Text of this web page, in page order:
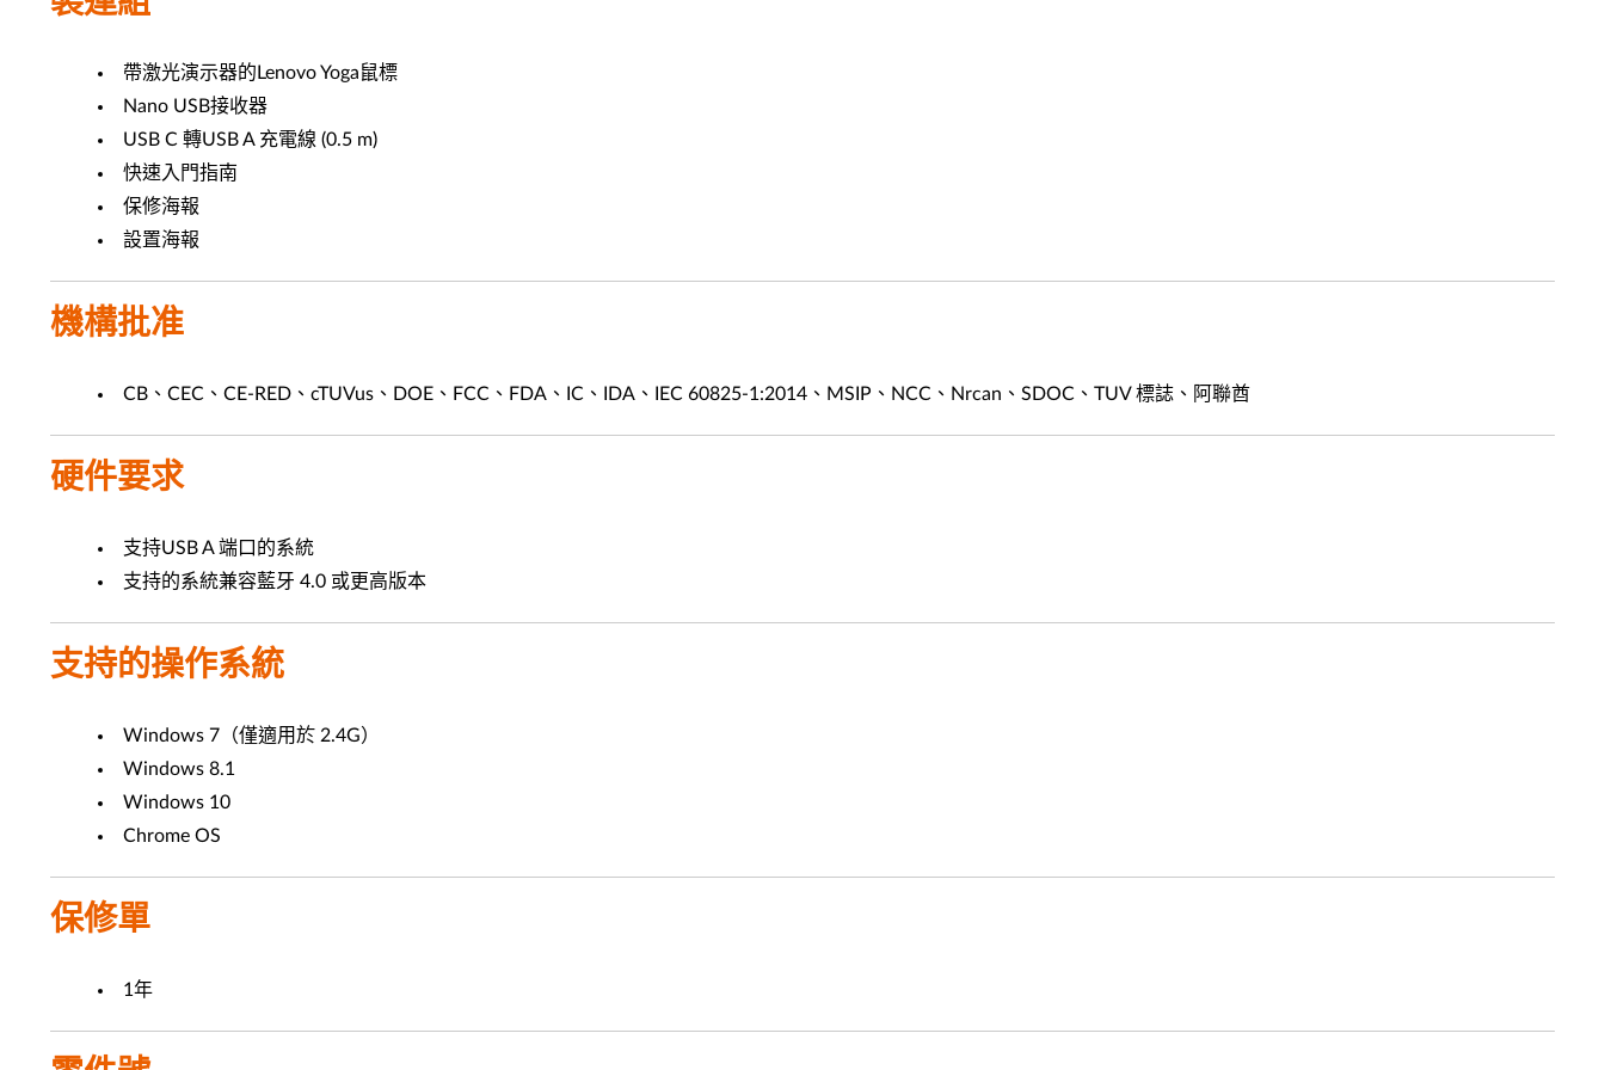
帶激光演示器的Lenovo Yoga鼠標
Nano USB接收器
USB C 轉USB A 充電線 (0.5 m)
快速入門指南
保修海報
設置海報
機構批准
CB、CEC、CE-RED、cTUVus、DOE、FCC、FDA、IC、IDA、IEC 60825-1:2014、MSIP、NCC、Nrcan、SDOC、TUV 標誌、阿聯酋
硬件要求
支持USB A 端口的系統
支持的系統兼容藍牙 4.0 或更高版本
支持的操作系統
Windows 7（僅適用於 2.4G）
Windows 8.1
Windows 10
Chrome OS
保修單
1年